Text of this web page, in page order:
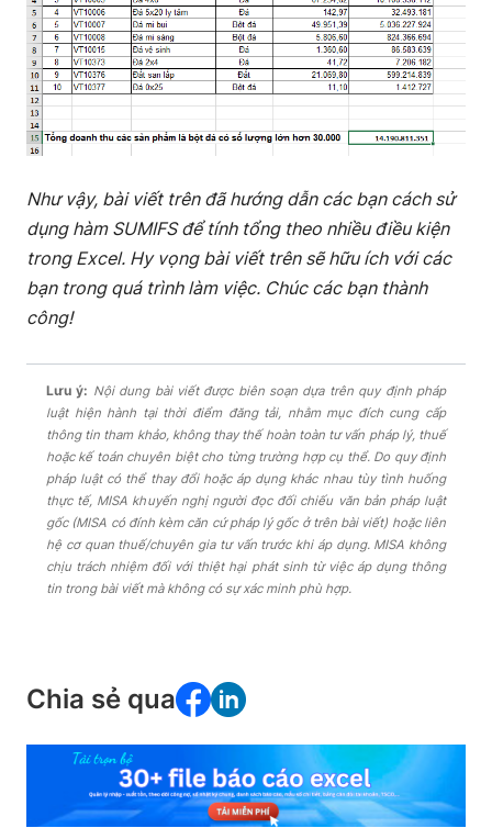
Như vậy, bài viết trên đã hướng dẫn các bạn cách sử
dụng hàm SUMIFS để tính tổng theo nhiều điều kiện
trong Excel. Hy vọng bài viết trên sẽ hữu ích với các
bạn trong quá trình làm việc. Chúc các bạn thành
công!
Lưu ý: Nội dung bài viết được biên soạn dựa trên quy định pháp
luật hiện hành tại thời điểm đăng tải, nhằm mục đích cung cấp
thông tin tham khảo, không thay thế hoàn toàn tư vấn pháp lý, thuế
hoặc kế toán chuyên biệt cho từng trường hợp cụ thể. Do quy định
pháp luật có thể thay đổi hoặc áp dụng khác nhau tùy tình huống
thực tế, MISA khuyến nghị người đọc đối chiếu văn bản pháp luật
gốc (MISA có đính kèm căn cứ pháp lý gốc ở trên bài viết) hoặc liên
hệ cơ quan thuế/chuyên gia tư vấn trước khi áp dụng. MISA không
chịu trách nhiệm đối với thiệt hại phát sinh từ việc áp dụng thông
tin trong bài viết mà không có sự xác minh phù hợp.
Chia sẻ qua